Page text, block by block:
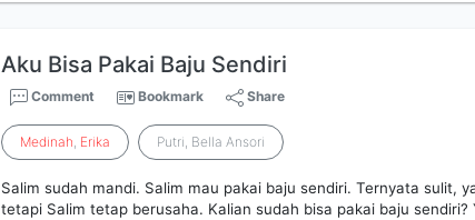
Aku Bisa Pakai Baju Sendiri
Comment Bookmark Share
Medinah, Erika Putri, Bella Ansori
Salim sudah mandi. Salim mau pakai baju sendiri. Ternyata sulit,
tetapi Salim tetap berusaha. Kalian sudah bisa pakai baju sendiri?